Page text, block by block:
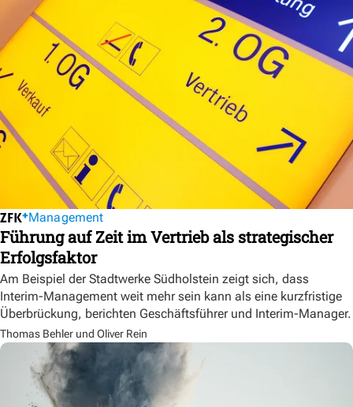
Management
Führung auf Zeit im Vertrieb als strategischer
Erfolgsfaktor
Am Beispiel der Stadtwerke Südholstein zeigt sich, dass
Interim-Management weit mehr sein kann als eine kurzfristige
Überbrückung, berichten Geschäftsführer und Interim-Manager.
Thomas Behler und Oliver Rein